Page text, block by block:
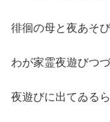
徘徊の母と夜あそ
わが家霊夜遊びつ
夜遊びに出てゐる